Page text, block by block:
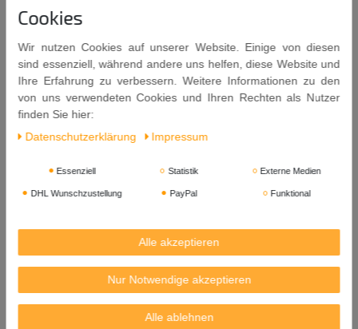
Beschreibung
Weitere Details
EU-Verantwortlicher
STAINLESS STEEL
Maße ca.: Ø 3.7cm x Länge 5cm
Cookies
Wir nutzen Cookies auf unserer Website. Einige von diesen
sind essenziell, während andere uns helfen, diese Website und
Ihre Erfahrung zu verbessern. Weitere Informationen zu den
von uns verwendeten Cookies und Ihren Rechten als Nutzer
finden Sie hier:
Daten­schutz­erklärung
Impressum
Essenziell Statistik Externe Medien
DHL Wunschzustellung PayPal Funktional
Alle akzeptieren
Nur Notwendige akzeptieren
Alle ablehnen